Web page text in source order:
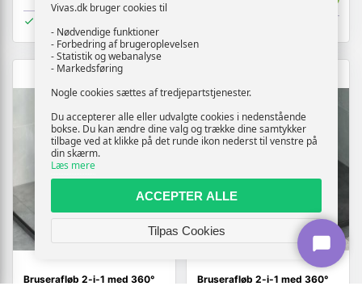
Bruserafløb 2-i-1 med 360°
Bruserafløb 2-i-1 med 360°
Vivas.dk bruger cookies til
- Nødvendige funktioner
- Forbedring af brugeroplevelsen
- Statistik og webanalyse
- Markedsføring
Nogle cookies sættes af tredjepartstjenester.
Du accepterer alle eller udvalgte cookies i nedenstående
bokse. Du kan ændre dine valg og trække dine samtykker
tilbage ved at klikke på det runde ikon nederst til venstre på
din skærm.
Læs mere
ACCEPTER ALLE
Tilpas Cookies